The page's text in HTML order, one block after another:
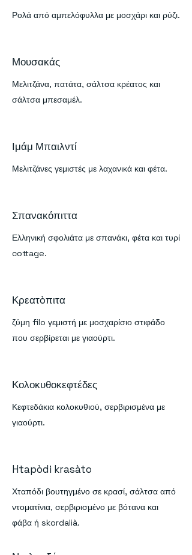
Ρολά από αμπελόφυλλα με μοσχάρι και ρύζι.
Μουσακάς
Μελιτζάνα, πατάτα, σάλτσα κρέατος και
σάλτσα μπεσαμέλ.
Ιμάμ Μπαιλντί
Μελιτζάνες γεμιστές με λαχανικά και φέτα.
Σπανακόπιττα
Ελληνική σφολιάτα με σπανάκι, φέτα και τυρί
cottage.
Κρεατòπιτα
ζύμη filo γεμιστή με μοσχαρίσιο στιφάδο
που σερβίρεται με γιαούρτι.
Κολοκυθοκεφτέδες
Κεφτεδάκια κολοκυθιού, σερβιρισμένα με
γιαούρτι.
Htapòdi krasàto
Χταπόδι βουτηγμένο σε κρασί, σάλτσα από
ντοματίνια, σερβιρισμένο με βότανα και
φάβα ή skordalià.